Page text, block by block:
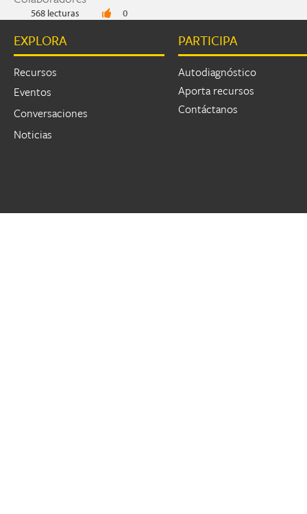
568 lecturas 0
EXPLORA
Recursos
Eventos
Conversaciones
Noticias
PARTICIPA
Autodiagnóstico
Aporta recursos
Contáctanos